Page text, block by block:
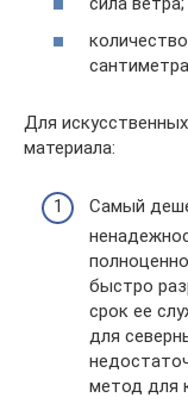
Для
материала:
Самый
быстро
срок ее
для
метод для